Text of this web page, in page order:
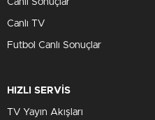
Canlı Sonuçlar
Canlı TV
Futbol Canlı Sonuçlar
HIZLI SERVİS
TV Yayın Akışları